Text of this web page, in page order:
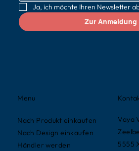
Vaya
5555
Menu
Nach Produkt einkaufen
Nach Design einkaufen
Händler werden
Ja, ich möchte Ihren Newsletter
Zur Anmeldung